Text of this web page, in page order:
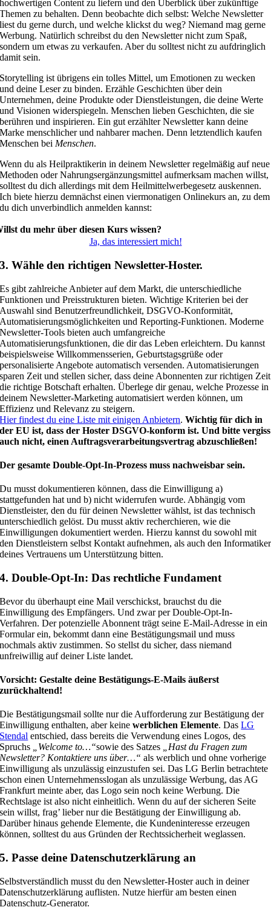
hochwertigen Content zu liefern und den Überblick über zukünftige
Themen zu behalten. Denn beobachte dich selbst: Welche Newsletter
liest du gerne durch, und welche klickst du weg? Niemand mag gerne
Werbung. Natürlich schreibst du den Newsletter nicht zum Spaß,
sondern um etwas zu verkaufen. Aber du solltest nicht zu aufdringlich
damit sein.
Storytelling ist übrigens ein tolles Mittel, um Emotionen zu wecken
und deine Leser zu binden. Erzähle Geschichten über dein
Unternehmen, deine Produkte oder Dienstleistungen, die deine Werte
und Visionen widerspiegeln. Menschen lieben Geschichten, die sie
berühren und inspirieren. Ein gut erzählter Newsletter kann deine
Marke menschlicher und nahbarer machen. Denn letztendlich kaufen
Menschen beiMenschen.
Wenn du als Heilpraktikerin in deinem Newsletter regelmäßig auf neue
Methoden oder Nahrungsergänzungsmittel aufmerksam machen willst,
solltest du dich allerdings mit dem Heilmittelwerbegesetz auskennen.
Ich biete hierzu demnächst einen viermonatigen Onlinekurs an, zu dem
du dich unverbindlich anmelden kannst:
du mehr über diesen Kurs wissen?
Ja, das interessiert mich!
3. Wähle den richtigen Newsletter-Hoster.
Es gibt zahlreiche Anbieter auf dem Markt, die unterschiedliche
Funktionen und Preisstrukturen bieten. Wichtige Kriterien bei der
Auswahl sind Benutzerfreundlichkeit, DSGVO-Konformität,
Automatisierungsmöglichkeiten und Reporting-Funktionen. Moderne
Newsletter-Tools bieten auch umfangreiche
Automatisierungsfunktionen, die dir das Leben erleichtern. Du kannst
beispielsweise Willkommensserien, Geburtstagsgrüße oder
personalisierte Angebote automatisch versenden. Automatisierungen
sparen Zeit und stellen sicher, dass deine Abonnenten zur richtigen Zeit
die richtige Botschaft erhalten. Überlege dir genau, welche Prozesse in
deinem Newsletter-Marketing automatisiert werden können, um
Effizienz und Relevanz zu steigern.
Hier findest du eine Liste mit einigen Anbietern.Wichtig für dich in
der EU ist, dass der Hoster DSGVO-konform ist. Und bitte vergiss
auch nicht, einen Auftragsverarbeitungsvertrag abzuschließen!
Der gesamte Double-Opt-In-Prozess muss nachweisbar sein.
Du musst dokumentieren können, dass die Einwilligung a)
stattgefunden hat und b) nicht widerrufen wurde. Abhängig vom
Dienstleister, den du für deinen Newsletter wählst, ist das technisch
unterschiedlich gelöst. Du musst aktiv recherchieren, wie die
Einwilligungen dokumentiert werden. Hierzu kannst du sowohl mit
den Dienstleistern selbst Kontakt aufnehmen, als auch den Informatiker
deines Vertrauens um Unterstützung bitten.
4. Double-Opt-In: Das rechtliche Fundament
Bevor du überhaupt eine Mail verschickst, brauchst du die
Einwilligung des Empfängers. Und zwar per Double-Opt-In-
Verfahren. Der potenzielle Abonnent trägt seine E-Mail-Adresse in ein
Formular ein, bekommt dann eine Bestätigungsmail und muss
nochmals aktiv zustimmen. So stellst du sicher, dass niemand
unfreiwillig auf deiner Liste landet.
Vorsicht: Gestalte deine Bestätigungs-E-Mails äußerst
zurückhaltend!
Die Bestätigungsmail sollte nur die Aufforderung zur Bestätigung der
Einwilligung enthalten, aber keinewerblichen Elemente. DasLG
Stendal entschied, dass bereits die Verwendung eines Logos, des
Spruchs
„Welcome to…“sowie des Satzes
„Hast du Fragen zum
Newsletter? Kontaktiere uns über…“ als werblich und ohne vorherige
Einwilligung als unzulässig einzustufen sei. Das LG Berlin betrachtete
schon einen Unternehmensslogan als unzulässige Werbung, das AG
Frankfurt meinte aber, das Logo sein noch keine Werbung. Die
Rechtslage ist also nicht einheitlich. Wenn du auf der sicheren Seite
sein willst, frag’ lieber nur die Bestätigung der Einwilligung ab.
Darüber hinaus gehende Elemente, die Kundeninteresse erzeugen
können, solltest du aus Gründen der Rechtssicherheit weglassen.
5. Passe deine Datenschutzerklärung an
Selbstverständlich musst du den Newsletter-Hoster auch in deiner
Datenschutzerklärung auflisten. Nutze hierfür am besten einen
Datenschutz-Generator.